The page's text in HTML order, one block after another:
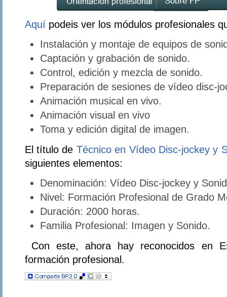
Aquí podeis ver los módulos profesionales
Instalación y montaje de equipos de
Captación y grabación de sonido.
Control, edición y mezcla de sonido.
Preparación de sesiones de vídeo disc-
Animación musical en vivo.
Animación visual en vivo
Toma y edición digital de imagen.
El título de Técnico en Vídeo Disc-jockey y
siguientes elementos:
Denominación: Vídeo Disc-jockey y
Nivel: Formación Profesional de Grado
Duración: 2000 horas.
Familia Profesional: Imagen y Sonido.
Con este, ahora hay reconocidos en
formación profesional.